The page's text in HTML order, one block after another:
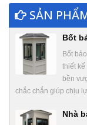
SẢN
Bốt
Bốt
thiết
bền
chắc chắn giúp chịu
Nhà